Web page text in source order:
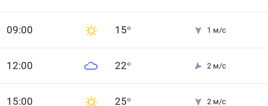
09:00 15° 1 м/с
12:00 22° 2 м/с
15:00 25° 2 м/с